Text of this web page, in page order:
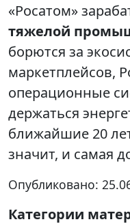
«Росатом»
тяжелой
борются за
маркетплейсов,
операционные
держаться
ближайшие 20
значит, и самая
Опубликовано:
Категории